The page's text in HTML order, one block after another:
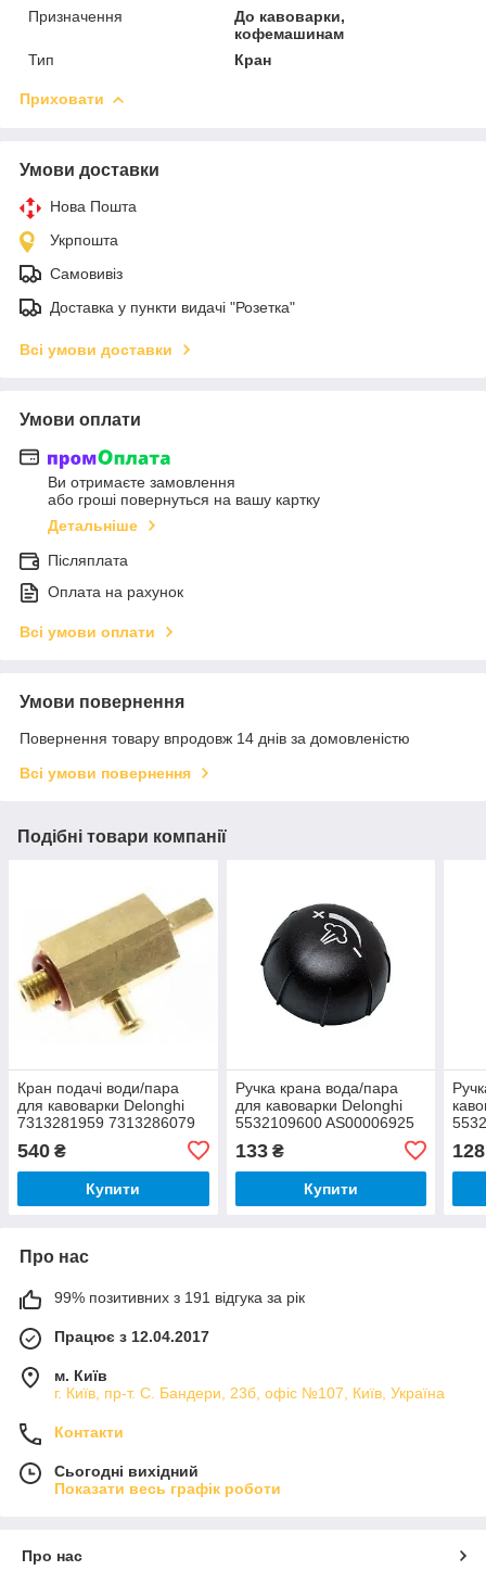
Призначення
До кавоварки,
кофемашинам
Тип
Кран
Приховати
Умови доставки
Нова Пошта
Укрпошта
Самовивіз
Доставка у пункти видачі "Розетка"
Всі умови доставки
Умови оплати
Ви отримаєте замовлення
або гроші повернуться на вашу картку
Детальніше
Післяплата
Оплата на рахунок
Всі умови оплати
Умови повернення
Повернення товару впродовж 14 днів за домовленістю
Всі умови повернення
Подібні товари компанії
Кран подачі води/пара
для кавоварки Delonghi
7313281959 7313286079
540 ₴
Купити
Ручка крана вода/пара
для кавоварки Delonghi
5532109600 AS00006925
133₴
Купити
128
Про нас
99% позитивних з 191 відгука за рік
Працює з 12.04.2017
м. Київ
г. Київ, пр-т. С. Бандери, 23б, офіс №107, Київ, Україна
Контакти
Сьогодні вихідний
Показати весь графік роботи
Про нас